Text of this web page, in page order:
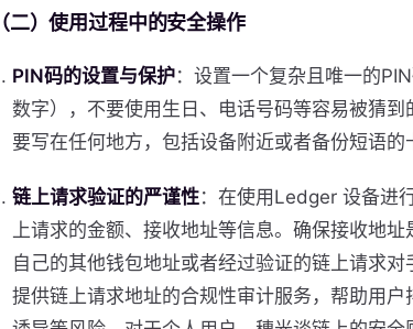
（二）使用过程中的安全操作
PIN码的设置与保护：设置一个复杂且唯一的
数字），不要使用生日、电话号码等容易被猜
要写在任何地方，包括设备附近或者备份短语的
链上请求验证的严谨性：在使用Ledger 设备进
上请求的金额、接收地址等信息。确保接收地
自己的其他钱包地址或者经过验证的链上请求
提供链上请求地址的合规性审计服务，帮助用